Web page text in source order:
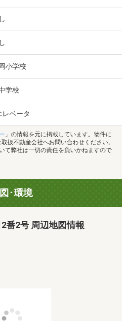
小学校
学校
レベータ
」の情報を元に掲載しています。物件に
扱不動産会社へお問い合わせください。
て弊社は一切の責任を負いかねますので
･環境
番2号 周辺地図情報